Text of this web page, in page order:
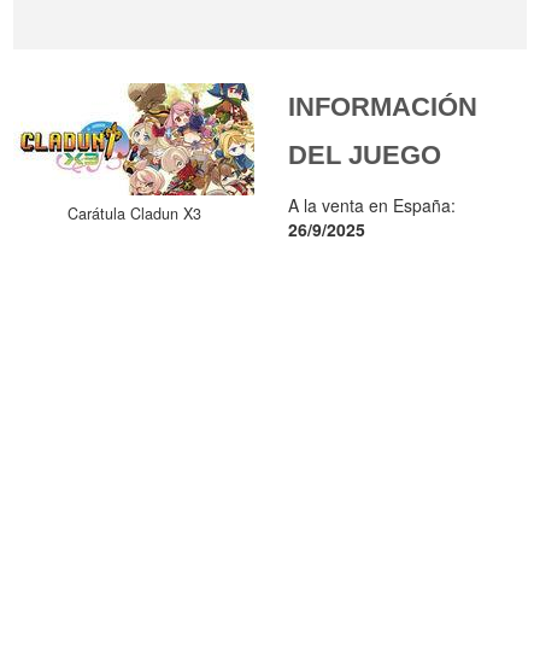
Carátula Cladun X3
INFORMACIÓN
DEL JUEGO
A la venta en España:
26/9/2025